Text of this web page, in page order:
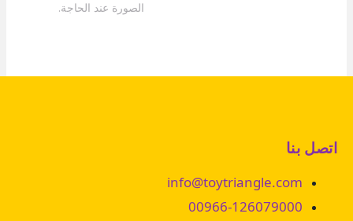
الصورة عند الحاجة.
اتصل بنا
info@toytriangle.com
00966-126079000